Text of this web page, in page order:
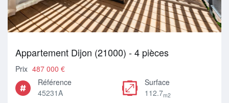
Appartement Dijon (21000) - 4 pièces
Prix 487 000 €
Référence
45231A
Surface
112.7m2